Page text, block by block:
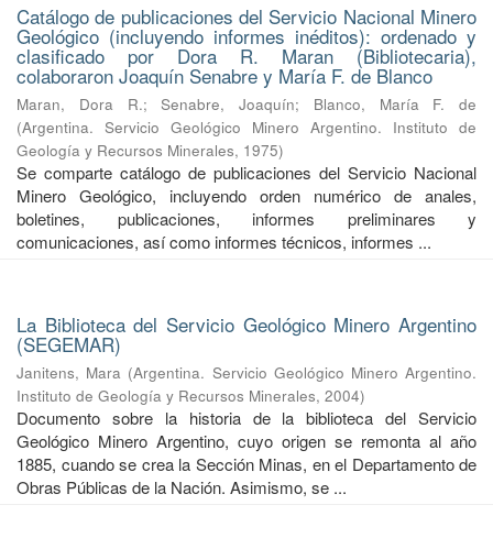
Catálogo de publicaciones del Servicio Nacional Minero
Geológico (incluyendo informes inéditos): ordenado y
clasificado por Dora R. Maran (Bibliotecaria),
colaboraron Joaquín Senabre y María F. de Blanco
Maran, Dora R.;Senabre, Joaquín; Blanco, María F. de
(Argentina. Servicio Geológico Minero Argentino. Instituto de
Geología y Recursos Minerales, 1975)
Se comparte catálogo de publicaciones del Servicio Nacional
Minero Geológico, incluyendo orden numérico de anales,
boletines, publicaciones, informes preliminares y
comunicaciones, así como informes técnicos, informes ...
La Biblioteca del Servicio Geológico Minero Argentino
(SEGEMAR)
Janitens, Mara (Argentina. Servicio Geológico Minero Argentino.
Instituto de Geología y Recursos Minerales, 2004)
Documento sobre la historia de la biblioteca del Servicio
Geológico Minero Argentino, cuyo origen se remonta al año
1885, cuando se crea la Sección Minas, en el Departamento de
Obras Públicas de la Nación. Asimismo, se ...